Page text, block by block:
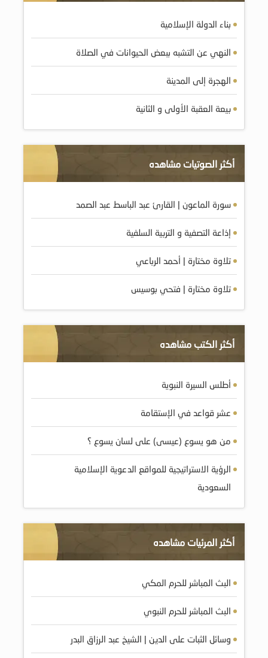
بناء الدولة الإسلامية
النهي عن التشبه ببعض الحيوانات في الصلاة
الهجرة إلى المدينة
بيعة العقبة الأولى و الثانية
أكثر الصوتيات مشاهده
سورة الماعون | القارئ عبد الباسط عبد الصمد
إذاعة التصفية و التربية السلفية
تلاوة مختارة | أحمد الرباعي
تلاوة مختارة | فتحي بوسيس
أكثر الكتب مشاهده
أطلس السيرة النبوية
عشر قواعد في الإستقامة
من هو يسوع (عيسى) على لسان يسوع ؟
الرؤية الاستراتيجية للمواقع الدعوية الإسلامية
السعودية
أكثر المرئيات مشاهده
البث المباشر للحرم المكي
البث المباشر للحرم النبوي
وسائل الثبات على الدين | الشيخ عبد الرزاق البدر